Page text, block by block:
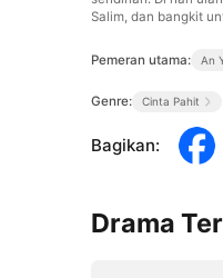
Salim, dan bangkit
Pemeran utama: An
Genre: Cinta Pahit
Bagikan:
Drama